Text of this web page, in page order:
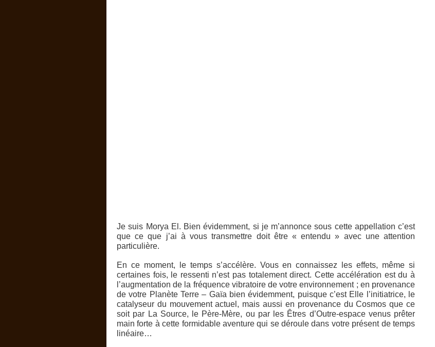
Je suis Morya El. Bien évidemment, si je m’annonce sous cette appellation c’est
que ce que j’ai à vous transmettre doit être « entendu » avec une attention
particulière.
En ce moment, le temps s’accélère. Vous en connaissez les effets, même si
certaines fois, le ressenti n’est pas totalement direct. Cette accélération est du à
l’augmentation de la fréquence vibratoire de votre environnement ; en provenance
de votre Planète Terre – Gaïa bien évidemment, puisque c’est Elle l’initiatrice, le
catalyseur du mouvement actuel, mais aussi en provenance du Cosmos que ce
soit par La Source, le Père-Mère, ou par les Êtres d’Outre-espace venus prêter
main forte à cette formidable aventure qui se déroule dans votre présent de temps
linéaire…